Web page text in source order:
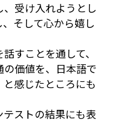
受け入れようとし
そして心から嬉し
すことを通して、
の価値を、日本語で
感じたところにも
ストの結果にも表